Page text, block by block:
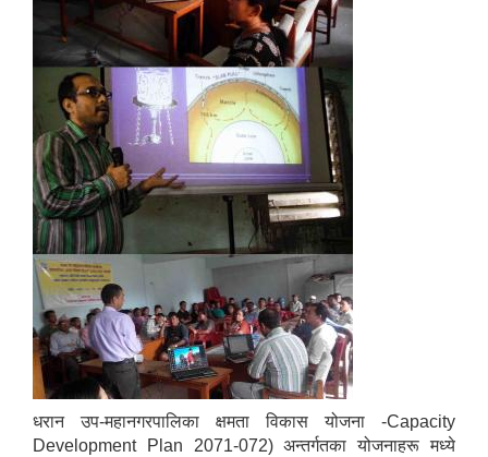
धरान उप-महानगरपालिका क्षमता विकास योजना -Capacity
Development Plan 2071-072) अन्तर्गतका योजनाहरू मध्ये